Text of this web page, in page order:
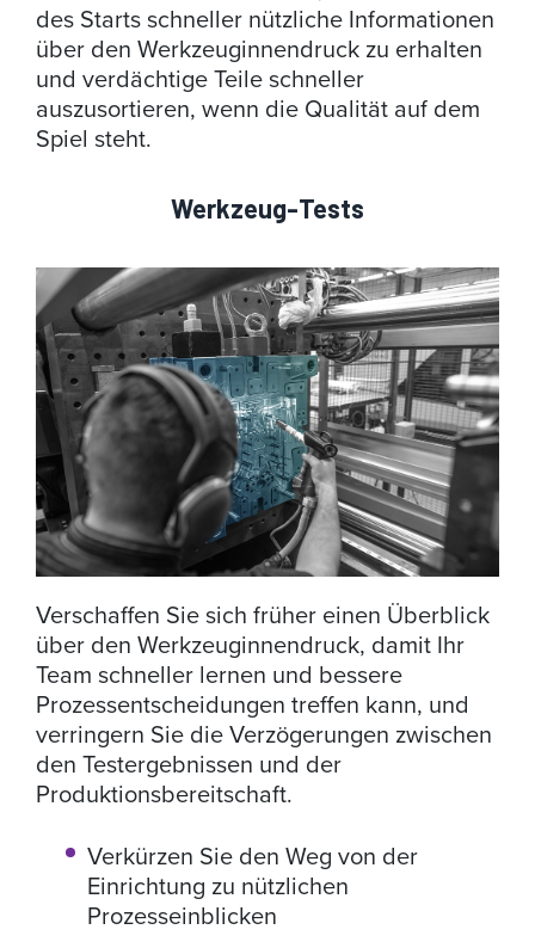
des Starts schneller nützliche Informationen
über den Werkzeuginnendruck zu erhalten
und verdächtige Teile schneller
auszusortieren, wenn die Qualität auf dem
Spiel steht.
Werkzeug-Tests
Verschaffen Sie sich früher einen Überblick
über den Werkzeuginnendruck, damit Ihr
Team schneller lernen und bessere
Prozessentscheidungen treffen kann, und
verringern Sie die Verzögerungen zwischen
den Testergebnissen und der
Produktionsbereitschaft.
Verkürzen Sie den Weg von der
Einrichtung zu nützlichen
Prozesseinblicken